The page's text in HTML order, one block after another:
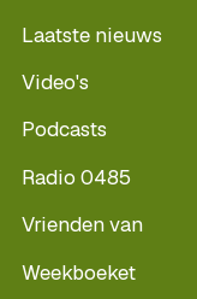
Laatste nieuws
Video's
Podcasts
Radio 0485
Vrienden van
Weekboeket